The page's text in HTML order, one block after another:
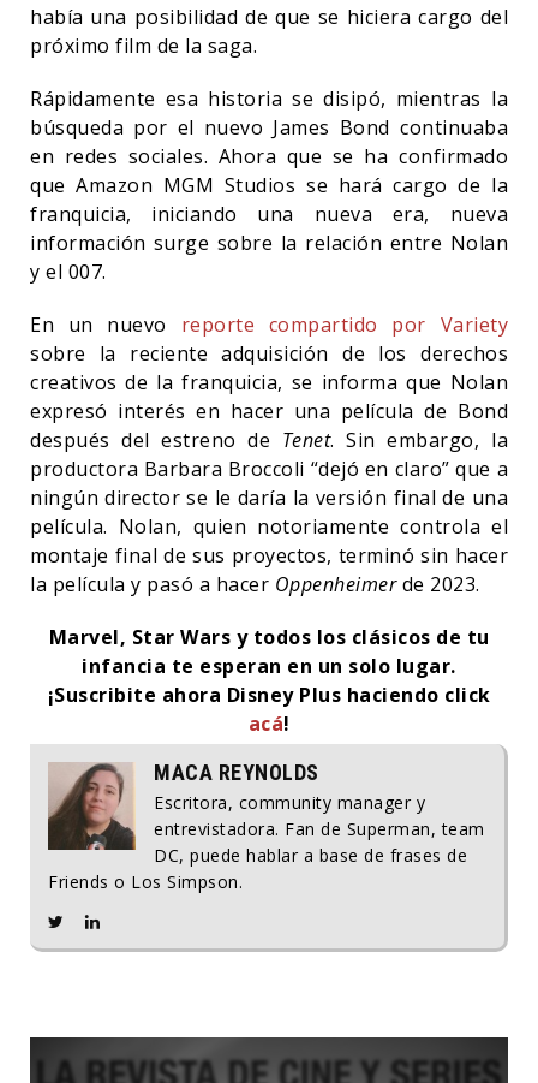
había una posibilidad de que se hiciera cargo del
próximo film de la saga.
Rápidamente esa historia se disipó, mientras la
búsqueda por el nuevo James Bond continuaba
en redes sociales. Ahora que se ha confirmado
que Amazon MGM Studios se hará cargo de la
franquicia, iniciando una nueva era, nueva
información surge sobre la relación entre Nolan
y el 007.
En un nuevo reporte compartido por Variety
sobre la reciente adquisición de los derechos
creativos de la franquicia, se informa que Nolan
expresó interés en hacer una película de Bond
después del estreno de Tenet. Sin embargo, la
productora Barbara Broccoli “dejó en claro” que a
ningún director se le daría la versión final de una
película. Nolan, quien notoriamente controla el
montaje final de sus proyectos, terminó sin hacer
la película y pasó a hacer Oppenheimerde 2023.
Marvel, Star Wars y todos los clásicos de tu
infancia te esperan en un solo lugar.
¡Suscribite ahora Disney Plus haciendo click
acá!
MACA REYNOLDS
Escritora, community manager y
entrevistadora. Fan de Superman, team
DC, puede hablar a base de frases de
Friends o Los Simpson.